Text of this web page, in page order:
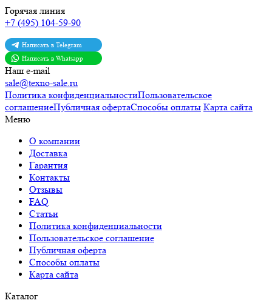
Горячая линия
+7 (495) 104-59-90
Написать в Telegram
Написать в Whatsapp
Наш e-mail
sale@texno-sale.ru
Политика конфиденциальностиПользовательское
соглашениеПубличная офертаСпособы оплаты Карта сайта
Меню
О компании
Доставка
Гарантия
Контакты
Отзывы
FAQ
Статьи
Политика конфиденциальности
Пользовательское соглашение
Публичная оферта
Способы оплаты
Карта сайта
Каталог